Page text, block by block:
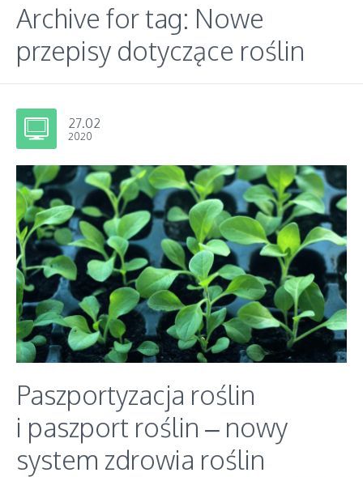
Archive for tag: Nowe
przepisy dotyczące roślin
27.02
2020
Paszportyzacja roślin
i paszport roślin – nowy
system zdrowia roślin